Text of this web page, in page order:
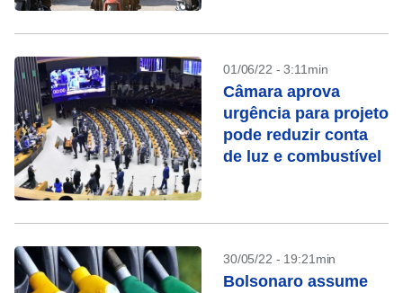
01/06/22 - 3:11min
Câmara aprova
urgência para projeto
pode reduzir conta
de luz e combustível
30/05/22 - 19:21min
Bolsonaro assume